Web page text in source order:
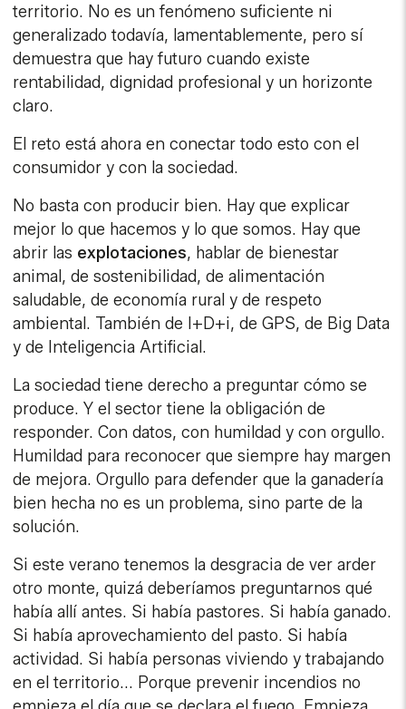
territorio. No es un fenómeno suficiente ni
generalizado todavía, lamentablemente, pero sí
demuestra que hay futuro cuando existe
rentabilidad, dignidad profesional y un horizonte
claro.
El reto está ahora en conectar todo esto con el
consumidor y con la sociedad.
No basta con producir bien. Hay que explicar
mejor lo que hacemos y lo que somos. Hay que
abrir las explotaciones, hablar de bienestar
animal, de sostenibilidad, de alimentación
saludable, de economía rural y de respeto
ambiental. También de I+D+i, de GPS, de Big Data
y de Inteligencia Artificial.
La sociedad tiene derecho a preguntar cómo se
produce. Y el sector tiene la obligación de
responder. Con datos, con humildad y con orgullo.
Humildad para reconocer que siempre hay margen
de mejora. Orgullo para defender que la ganadería
bien hecha no es un problema, sino parte de la
solución.
Si este verano tenemos la desgracia de ver arder
otro monte, quizá deberíamos preguntarnos qué
había allí antes. Si había pastores. Si había ganado.
Si había aprovechamiento del pasto. Si había
actividad. Si había personas viviendo y trabajando
en el territorio... Porque prevenir incendios no